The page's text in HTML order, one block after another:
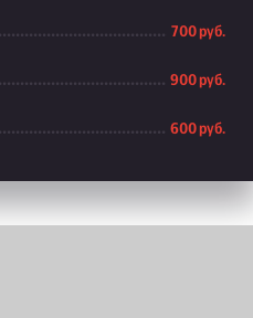
700 руб.
900 руб.
600 руб.